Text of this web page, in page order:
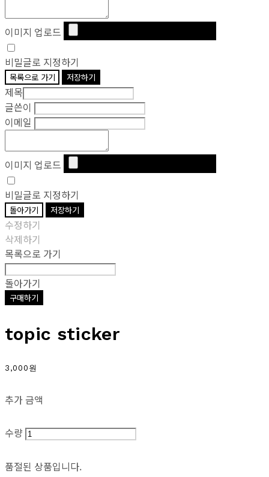
이미지 업로드
비밀글로 지정하기
목록으로 가기 저장하기
제목
글쓴이
이메일
이미지 업로드
비밀글로 지정하기
돌아가기 저장하기
수정하기
삭제하기
목록으로 가기
돌아가기
구매하기
topic sticker
3,000원
추가 금액
수량
품절된 상품입니다.